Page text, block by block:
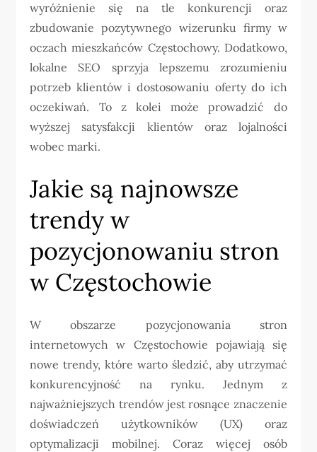
wyróżnienie się na tle konkurencji oraz
zbudowanie pozytywnego wizerunku firmy w
oczach mieszkańców Częstochowy. Dodatkowo,
lokalne SEO sprzyja lepszemu zrozumieniu
potrzeb klientów i dostosowaniu oferty do ich
oczekiwań. To z kolei może prowadzić do
wyższej satysfakcji klientów oraz lojalności
wobec marki.
Jakie są najnowsze
trendy w
pozycjonowaniu stron
w Częstochowie
W obszarze pozycjonowania stron
internetowych w Częstochowie pojawiają się
nowe trendy, które warto śledzić, aby utrzymać
konkurencyjność na rynku. Jednym z
najważniejszych trendów jest rosnące znaczenie
doświadczeń użytkowników (UX) oraz
optymalizacji mobilnej. Coraz więcej osób